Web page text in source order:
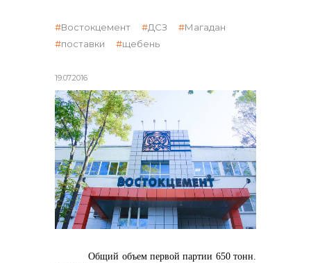
общая информация
объявленные закупки
реализация неликвидов
контакты отдела закупок
19.07.2016
Востокцемент ДСЗ
Магадан
поставки
щебень
Общий объем первой партии 650 тонн.